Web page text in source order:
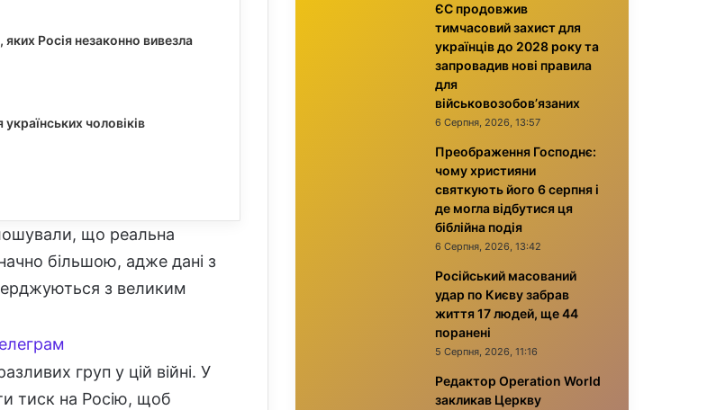
Росія незаконно вивезла
чоловіків
що реальна
більшою, адже дані з
з великим
груп у цій війні. У
тиск на Росію, щоб
ЄС продовжив
тимчасовий захист для
українців до 2028 року та
запровадив нові правила
для
військовозобов’язаних
6 Серпня, 2026, 13:57
Преображення Господнє:
чому християни
святкують його 6 серпня і
де могла відбутися ця
біблійна подія
6 Серпня, 2026, 13:42
Російський масований
удар по Києву забрав
життя 17 людей, ще 44
поранені
5 Серпня, 2026, 11:16
Редактор Operation World
закликав Церкву